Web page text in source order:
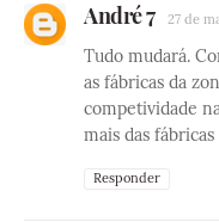
André 7 27 de
Tudo mudará.
as fábricas da
competividade
mais das fábricas
Responder